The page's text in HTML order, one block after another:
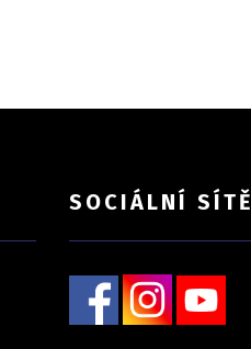
SOCIÁLNÍ SÍTĚ